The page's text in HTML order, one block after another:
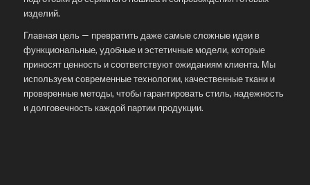
изделий.
Главная цель — превратить даже самые сложные идеи в
функциональные, удобные и эстетичные модели, которые
приносят ценность и соответствуют ожиданиям клиента. Мы
используем современные технологии, качественные ткани и
проверенные методы, чтобы гарантировать стиль, надежность
и долговечность каждой партии продукции.